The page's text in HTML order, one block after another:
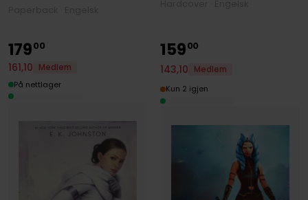
17900
161,10
Medlem
På nettlager
15900
143,10
Medlem
Kun 2 igjen